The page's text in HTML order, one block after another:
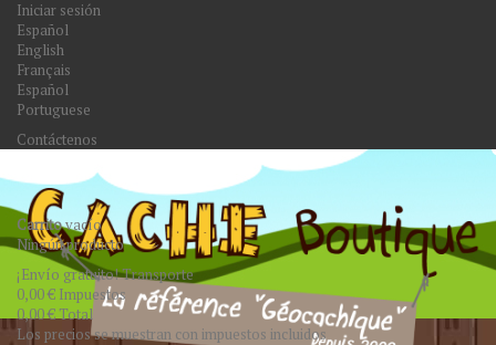
Iniciar sesión
Español
English
Français
Español
Portuguese
Contáctenos
Carritovacío
Ningún producto
¡Envío gratuito!Transporte
0,00 € Impuestos
0,00 €Total
Los precios se muestran con impuestos incluidos